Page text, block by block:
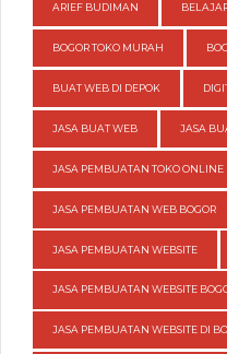
ARIEF BUDIMAN
BOGOR TOKO MURAH
BUAT WEB DI DEPOK
JASA BUAT WEB JASA
JASA PEMBUATAN TOKO ONLINE
JASA PEMBUATAN WEB BOGOR
JASA PEMBUATAN WEBSITE
JASA PEMBUATAN WEBSITE
JASA PEMBUATAN WEBSITE DI